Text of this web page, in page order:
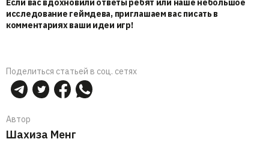
Если вас вдохновили ответы ребят или наше небольшое
исследование геймдева, приглашаем вас писать в
комментариях ваши идеи игр!
Поделиться статьей в соц. сетях
Автор
Шахиза Менг